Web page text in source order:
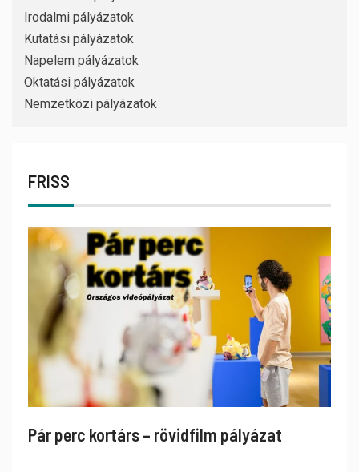
Irodalmi pályázatok
Kutatási pályázatok
Napelem pályázatok
Oktatási pályázatok
Nemzetközi pályázatok
FRISS
Pár perc kortárs – rövidfilm pályázat